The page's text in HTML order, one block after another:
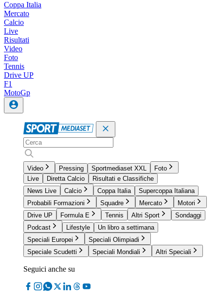
Coppa Italia
Mercato
Calcio
Live
Risultati
Video
Foto
Tennis
Drive UP
F1
MotoGp
Video Pressing Sportmediaset XXL
Foto
Live
Diretta Calcio
Risultati e Classifiche
News Live
Calcio Coppa Italia
Supercoppa Italiana
Probabili Formazioni
Squadre Mercato
Motori
Drive UP
Formula E Tennis Altri Sport
Sondaggi
Podcast
Lifestyle
Un libro a settimana
Speciali Europei
Speciali Olimpiadi
Speciale Scudetti
Speciali Mondiali Altri Speciali
Seguici anche su